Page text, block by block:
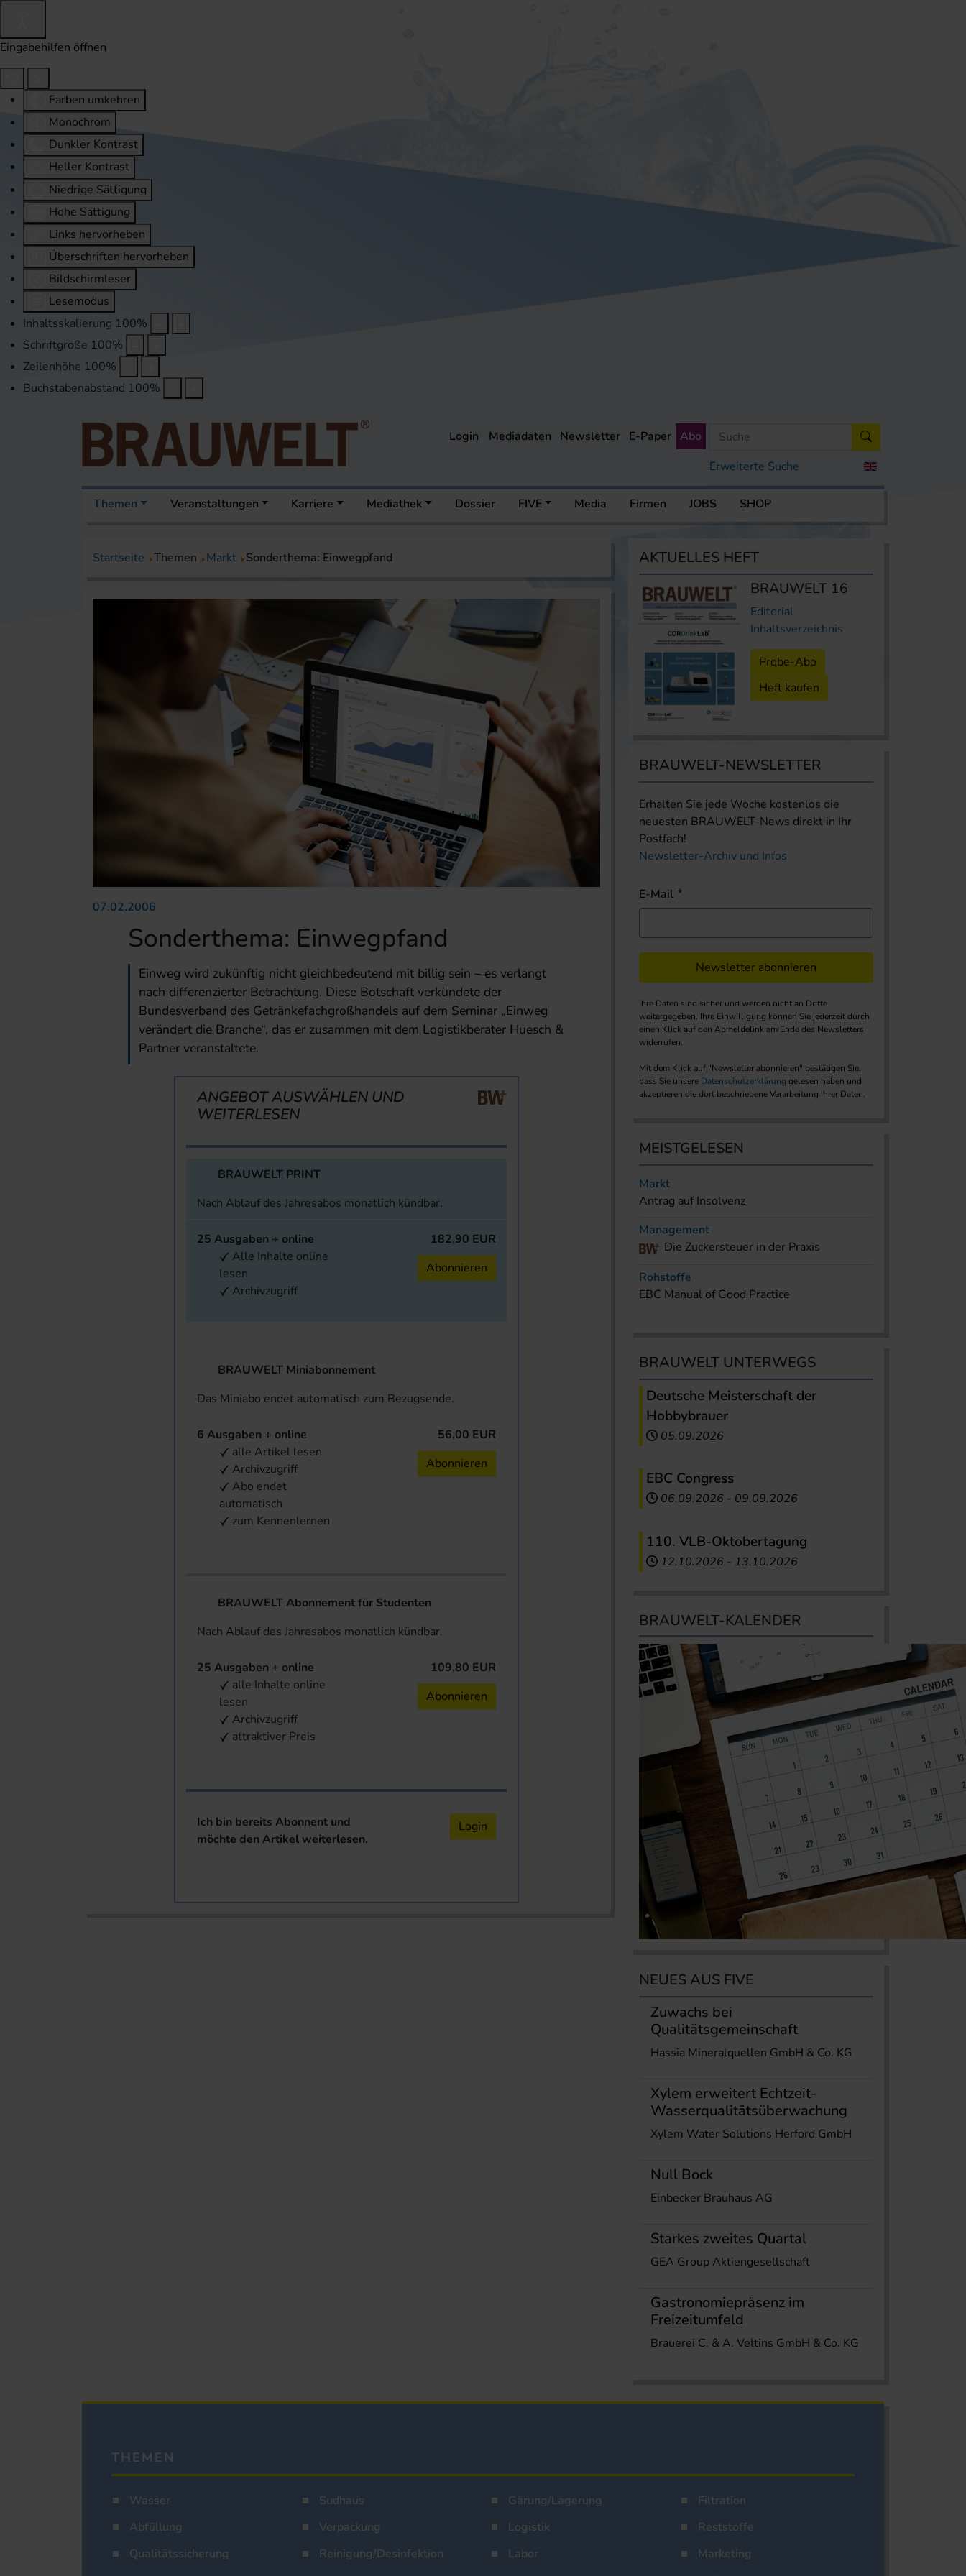
Eingabehilfen öffnen
Farben umkehren
Monochrom
Dunkler Kontrast
Heller Kontrast
Niedrige Sättigung
Hohe Sättigung
Links hervorheben
Überschriften hervorheben
Bildschirmleser
Lesemodus
Inhaltsskalierung 100%
Schriftgröße 100%
Zeilenhöhe 100%
Buchstabenabstand 100%
Erweiterte Suche
Login Mediadaten Newsletter E-Paper Abo
Themen Veranstaltungen Karriere Mediathek Dossier FIVE Media Firmen JOBS SHOP
Startseite Themen Markt Sonderthema: Einwegpfand
07.02.2006
Sonderthema: Einwegpfand
Einweg wird zukünftig nicht gleichbedeutend mit billig sein – es verlangt
nach differenzierter Betrachtung. Diese Botschaft verkündete der
Bundesverband des Getränkefachgroßhandels auf dem Seminar „Einweg
verändert die Branche“, das er zusammen mit dem Logistikberater Huesch &
Partner veranstaltete.
ANGEBOT AUSWÄHLEN UND
WEITERLESEN
BRAUWELT PRINT
Nach Ablauf des Jahresabos monatlich kündbar.
25 Ausgaben + online
Alle Inhalte online
lesen
Archivzugriff
182,90 EUR
Abonnieren
BRAUWELT Miniabonnement
Das Miniabo endet automatisch zum Bezugsende.
6 Ausgaben + online
alle Artikel lesen
Archivzugriff
Abo endet
automatisch
zum Kennenlernen
56,00 EUR
Abonnieren
BRAUWELT Abonnement für Studenten
Nach Ablauf des Jahresabos monatlich kündbar.
25 Ausgaben + online
alle Inhalte online
lesen
Archivzugriff
attraktiver Preis
109,80 EUR
Abonnieren
Ich bin bereits Abonnent und
möchte den Artikel weiterlesen.
Login
AKTUELLES HEFT
BRAUWELT 16
Editorial
Inhaltsverzeichnis
Probe-Abo
Heft kaufen
BRAUWELT-NEWSLETTER
Erhalten Sie jede Woche kostenlos die
neuesten BRAUWELT-News direkt in Ihr
Postfach!
Newsletter-Archiv und Infos
E-Mail
Newsletter abonnieren
Ihre Daten sind sicher und werden nicht an Dritte
weitergegeben. Ihre Einwilligung können Sie jederzeit durch
einen Klick auf den Abmeldelink am Ende des Newsletters
widerrufen.
Mit dem Klick auf "Newsletter abonnieren" bestätigen Sie,
dass Sie unsere Datenschutzerklärung gelesen haben und
akzeptieren die dort beschriebene Verarbeitung Ihrer Daten.
MEISTGELESEN
Markt
Antrag auf Insolvenz
Management
Die Zuckersteuer in der Praxis
Rohstoffe
EBC Manual of Good Practice
BRAUWELT UNTERWEGS
Deutsche Meisterschaft der
Hobbybrauer
05.09.2026
EBC Congress
06.09.2026 - 09.09.2026
110. VLB-Oktobertagung
12.10.2026 - 13.10.2026
BRAUWELT-KALENDER
NEUES AUS FIVE
Zuwachs bei
Qualitätsgemeinschaft
Hassia Mineralquellen GmbH & Co. KG
Xylem erweitert Echtzeit-
Wasserqualitätsüberwachung
Xylem Water Solutions Herford GmbH
Null Bock
Einbecker Brauhaus AG
Starkes zweites Quartal
GEA Group Aktiengesellschaft
Gastronomiepräsenz im
Freizeitumfeld
Brauerei C. & A. Veltins GmbH & Co. KG
THEMEN
Wasser Sudhaus Gärung/Lagerung
Filtration
Abfüllung
Verpackung Logistik
Reststoffe
Qualitätssicherung
Reinigung/Desinfektion Labor
Marketing